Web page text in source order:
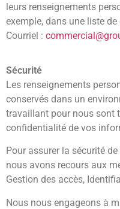
leurs renseignements
exemple, dans une liste
Courriel :
Sécurité
Les renseignements
conservés dans un
travaillant pour nous sont
confidentialité de vos
Pour assurer la sécurité
nous avons recours aux
Gestion des accès,
Nous nous engageons à